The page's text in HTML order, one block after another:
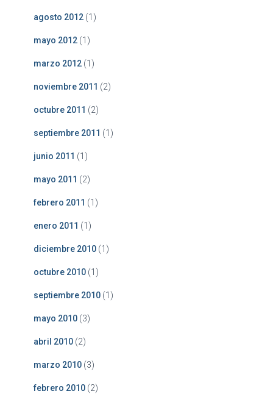
agosto 2012 (1)
mayo 2012 (1)
marzo 2012 (1)
noviembre 2011 (2)
octubre 2011 (2)
septiembre 2011 (1)
junio 2011 (1)
mayo 2011 (2)
febrero 2011 (1)
enero 2011 (1)
diciembre 2010 (1)
octubre 2010 (1)
septiembre 2010 (1)
mayo 2010 (3)
abril 2010 (2)
marzo 2010 (3)
febrero 2010 (2)